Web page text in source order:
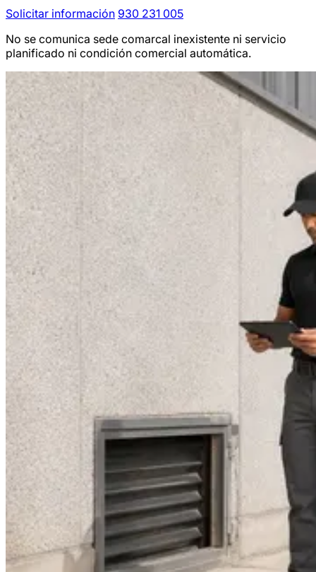
Solicitar información 930 231 005
No se comunica sede comarcal inexistente ni servicio
planificado ni condición comercial automática.